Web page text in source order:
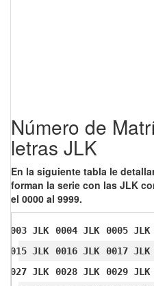
Número de
letras JLK
En la siguiente tabla le
forman la serie con las JLK
el 0000 al 9999.
0003 JLK 0004 JLK 0005 JLK
0015 JLK
0016 JLK 0017 JLK
0027 JLK
0028 JLK 0029 JLK